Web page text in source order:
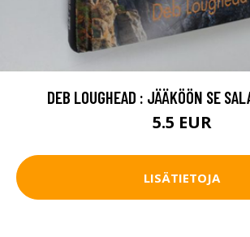
DEB LOUGHEAD : JÄÄKÖÖN SE
5.5 EUR
LISÄTIETOJA